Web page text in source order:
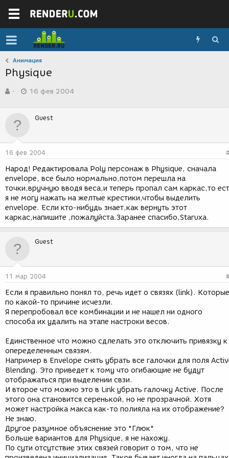
Анимация
Physique
в
р
м
-
а
д
н
и
я
16 фев 2004
Guest
16 фев 2004
Народ! Редактировала Poly персонаж в Physique, сначала
envelope, все было нормально,потом перешла на
точки,вручную вводя веса,и теперь пропал сам каркас,то
я не могу нажать на желтые крестики,чтобы выделить
envelope. Если кто-нибудь знает,как вернуть этот
каркас,напишите ,пожалуйста.Заранее спасибо,Staruxa.
Guest
11 мар 2004
Если я правильно понял то, речь идет о связях (link). Которые
по какой-то причине исчезли.
Я перепробовал все комбинации и не нашел ни одного
способа их удалить на этапе настроки весов.
Единственное что можно сдлелать это отключить привязку к
опеределенным связям.
Например в Envelope снять убрать все галочки для поля
Blending. Это приведет к тому что огибающие не будут
отображаться при выделении свзи.
И второе что можно это в Link убрать галочку Active. После
этого она становится серенькой, но не прозрачной. Хотя
может настройка макса как-то полияла на их отображение?
Не знаю.
Другое разумное объяснение это "Глюк"
Больше вариантов для Physique, я не нахожу.
По сути отсутствие этих связей говорит о том, что не